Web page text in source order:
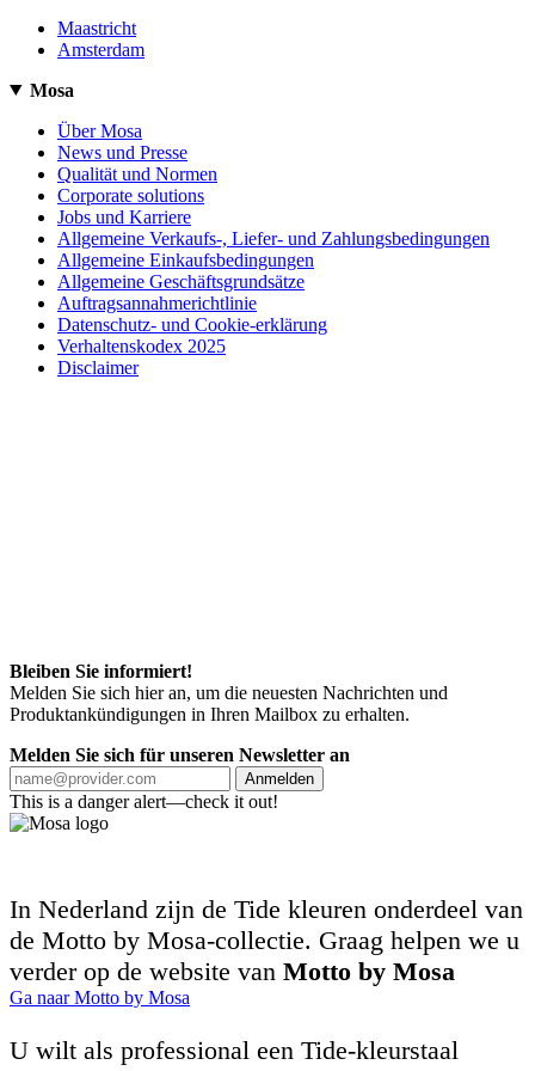
Maastricht
Amsterdam
Mosa
Über Mosa
News und Presse
Qualität und Normen
Corporate solutions
Jobs und Karriere
Allgemeine Verkaufs-, Liefer- und Zahlungsbedingungen
Allgemeine Einkaufsbedingungen
Allgemeine Geschäftsgrundsätze
Auftragsannahmerichtlinie
Datenschutz- und Cookie-erklärung
Verhaltenskodex 2025
Disclaimer
Bleiben Sie informiert!
Melden Sie sich hier an, um die neuesten Nachrichten und
Produktankündigungen in Ihren Mailbox zu erhalten.
Melden Sie sich für unseren Newsletter an
Anmelden
This is a danger alert—check it out!
In Nederland zijn de Tide kleuren onderdeel van
de Motto by Mosa-collectie. Graag helpen we u
verder op de website van Motto by Mosa
Ga naar Motto by Mosa
U wilt als professional een Tide-kleurstaal